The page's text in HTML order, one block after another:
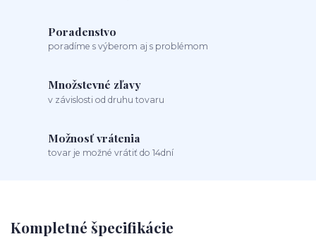
Poradenstvo
poradíme s výberom aj s problémom
Množstevné zľavy
v závislosti od druhu tovaru
Možnosť vrátenia
tovar je možné vrátiť do 14dní
Kompletné špecifikácie